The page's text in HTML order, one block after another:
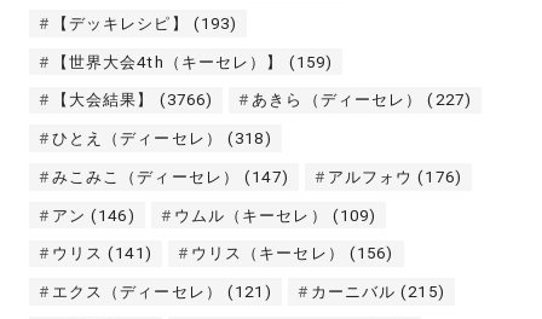
【デッキレシピ】 (193)
【世界大会4th（キーセレ）】 (159)
【大会結果】 (3766) あきら（ディーセレ） (227)
ひとえ（ディーセレ） (318)
みこみこ（ディーセレ） (147) アルフォウ (176)
アン (146) ウムル（キーセレ） (109)
ウリス (141) ウリス（キーセレ） (156)
エクス（ディーセレ） (121) カーニバル (215)